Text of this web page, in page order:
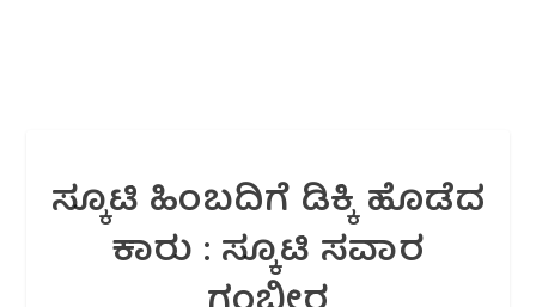
ಸ್ಕೂಟಿ ಹಿಂಬದಿಗೆ ಡಿಕ್ಕಿ ಹೊಡೆದ
ಕಾರು : ಸ್ಕೂಟಿ ಸವಾರ